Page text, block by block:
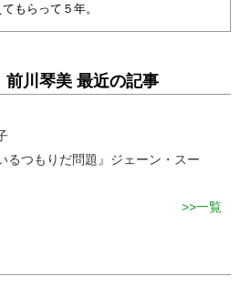
もらって５年。
川琴美 最近の記事
るつもりだ問題』ジェーン・スー
一覧